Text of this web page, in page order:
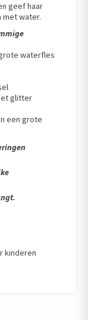
geef haar
met water.
waterfles
glitter
een grote
kinderen